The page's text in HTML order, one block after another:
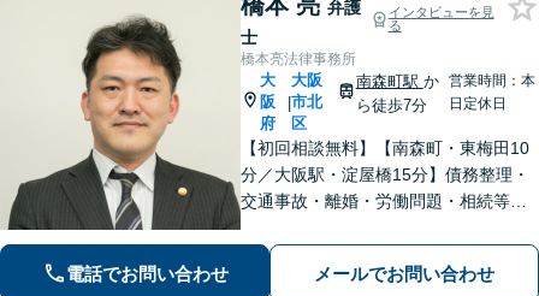
弁護
士
インタビューを見
る
橋本亮法律事務所
大
阪
府
|
大阪
市北
区
南森町駅 か
ら徒歩7分
営業時間：本
日定休日
【初回相談無料】【南森町・東梅田10
分／大阪駅・淀屋橋15分】債務整理・
交通事故・離婚・労働問題・相続等の
る前に一人の人間として、お話を丁寧
に聞き、依頼者様にとって最良の解決
電話でお問い合わせ メールでお問い合わせ